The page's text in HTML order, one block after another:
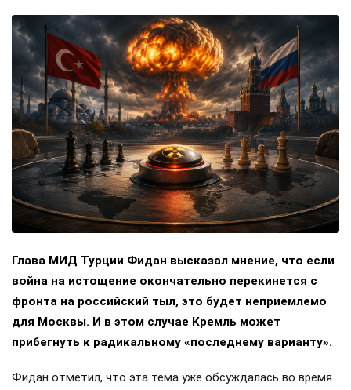
Глава МИД Турции Фидан высказал мнение, что если
война на истощение окончательно перекинется с
фронта на российский тыл, это будет неприемлемо
для Москвы. И в этом случае Кремль может
прибегнуть к радикальному «последнему варианту».
Фидан отметил, что эта тема уже обсуждалась во время